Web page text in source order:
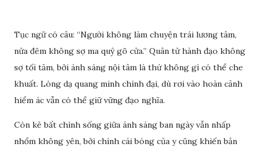
Tục ngữ có câu: “Người không làm chuyện trái lương tâm,
nửa đêm không sợ ma quỷ gõ cửa.” Quân tử hành đạo không
sợ tối tăm, bởi ánh sáng nội tâm là thứ không gì có thể che
khuất. Lòng dạ quang minh chính đại, dù rơi vào hoàn cảnh
hiểm ác vẫn có thể giữ vững đạo nghĩa.
Còn kẻ bất chính sống giữa ánh sáng ban ngày vẫn nhấp
nhổm không yên, bởi chính cái bóng của y cũng khiến bản